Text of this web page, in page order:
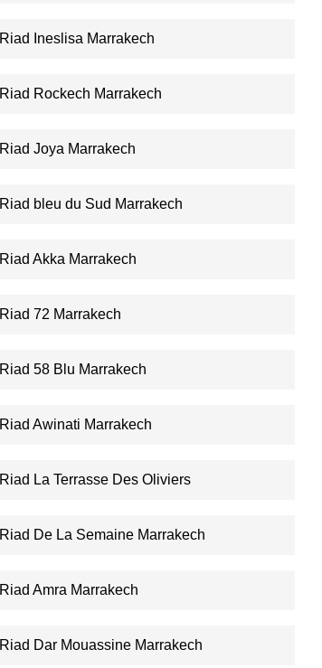
Riad Ineslisa Marrakech
Riad Rockech Marrakech
Riad Joya Marrakech
Riad bleu du Sud Marrakech
Riad Akka Marrakech
Riad 72 Marrakech
Riad 58 Blu Marrakech
Riad Awinati Marrakech
Riad La Terrasse Des Oliviers
Riad De La Semaine Marrakech
Riad Amra Marrakech
Riad Dar Mouassine Marrakech